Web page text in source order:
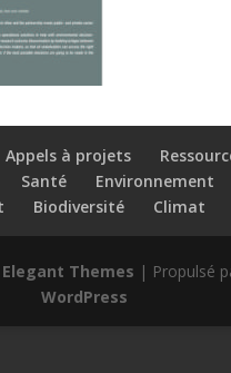
Appels à projets
Santé
Environnement
Biodiversité Climat
Elegant Themes | Propulsé
WordPress